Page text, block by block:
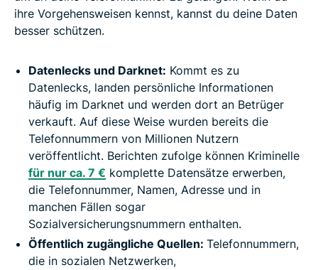
ihre Vorgehensweisen kennst, kannst du deine Daten
besser schützen.
Datenlecks und Darknet: Kommt es zu
Datenlecks, landen persönliche Informationen
häufig im Darknet und werden dort an Betrüger
verkauft. Auf diese Weise wurden bereits die
Telefonnummern von Millionen Nutzern
veröffentlicht. Berichten zufolge können Kriminelle
für nur ca. 7 € komplette Datensätze erwerben,
die Telefonnummer, Namen, Adresse und in
manchen Fällen sogar
Sozialversicherungsnummern enthalten.
Öffentlich zugängliche Quellen: Telefonnummern,
die in sozialen Netzwerken,